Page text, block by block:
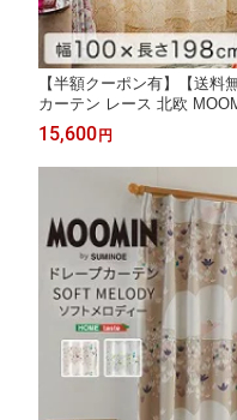
【半額クーポン有】【送料
カーテン レース 北欧
れ ウォッシャブル リビン
テン シアーカーテン アン
15,600 円